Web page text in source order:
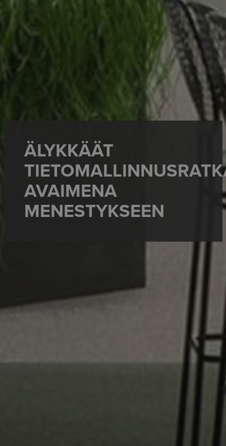
ÄLYKKÄÄT
AVAIMENA
MENESTYKSEEN